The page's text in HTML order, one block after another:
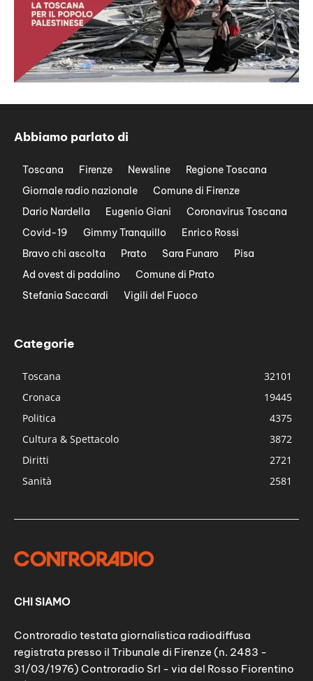
Abbiamo parlato di
Toscana Firenze Newsline
Regione Toscana
Giornale radio nazionale
Comune di Firenze
Dario Nardella
Eugenio Giani
Coronavirus Toscana
Covid-19
Gimmy Tranquillo
Enrico Rossi
Bravo chi ascolta
Prato Sara Funaro
Pisa
Ad ovest di padalino
Comune di Prato
Stefania Saccardi
Vigili del Fuoco
Categorie
Toscana
32101
Cronaca
19445
Politica
4375
Cultura & Spettacolo
3872
Diritti
2721
Sanità
2581
CHI SIAMO
Controradio testata giornalistica radiodiffusa
registrata presso il Tribunale di Firenze (n. 2483 -
31/03/1976) Controradio Srl - via del Rosso Fiorentino